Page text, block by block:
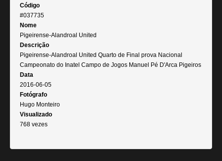
Código
#037735
Nome
Pigeirense-Alandroal United
Descrição
Pigeirense-Alandroal United Quarto de Final prova Nacional
Campeonato do Inatel Campo de Jogos Manuel Pé D'Arca Pigeiros
Data
2016-06-05
Fotógrafo
Hugo Monteiro
Visualizado
768 vezes